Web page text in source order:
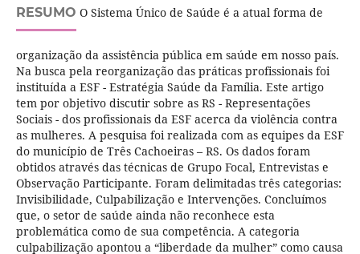
RESUMO O Sistema Único de Saúde é a atual forma de
organização da assistência pública em saúde em nosso país.
Na busca pela reorganização das práticas profissionais foi
instituída a ESF - Estratégia Saúde da Família. Este artigo
tem por objetivo discutir sobre as RS - Representações
Sociais - dos profissionais da ESF acerca da violência contra
as mulheres. A pesquisa foi realizada com as equipes da ESF
do município de Três Cachoeiras – RS. Os dados foram
obtidos através das técnicas de Grupo Focal, Entrevistas e
Observação Participante. Foram delimitadas três categorias:
Invisibilidade, Culpabilização e Intervenções. Concluímos
que, o setor de saúde ainda não reconhece esta
problemática como de sua competência. A categoria
culpabilização apontou a “liberdade da mulher” como causa